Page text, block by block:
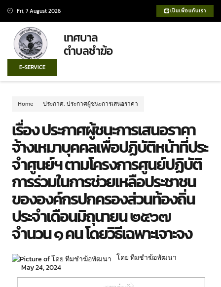
Fri, 7 August 2026 เป็นเพื่อนกับเรา
เทศบาล
ตำบลชำฆ้อ
E-SERVICE
Home ประกาศ, ประกาศผู้ชนะการเสนอราคา
เรื่อง ประกาศผู้ชนะการเสนอราคา
จ้างเหมาบุคคลเพื่อปฏิบัติหน้าที่ประ
จำศูนย์ฯ ตามโครงการศูนย์ปฏิบัติ
การร่วมในการช่วยเหลือประชาชน
ขององค์กรปกครองส่วนท้องถิ่น
ประจำเดือนมิถุนายน ๒๕๖๗
จำนวน ๑ คน โดยวิธีเฉพาะเจาะจง
โดย ทีมชำฆ้อพัฒนา
May 24, 2024